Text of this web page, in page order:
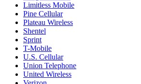
Limitless Mobile
Pine Cellular
Plateau Wireless
Shentel
Sprint
T-Mobile
U.S. Cellular
Union Telephone
United Wireless